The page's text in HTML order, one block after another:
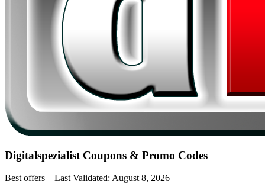
Digitalspezialist Coupons & Promo Codes
Best offers – Last Validated: August 8, 2026